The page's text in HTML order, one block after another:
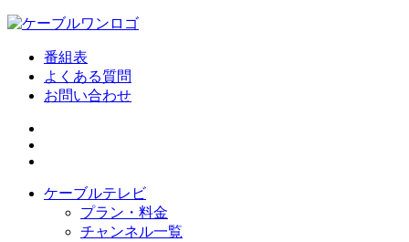
番組表
よくある質問
お問い合わせ
ケーブルテレビ
プラン・料金
チャンネル一覧